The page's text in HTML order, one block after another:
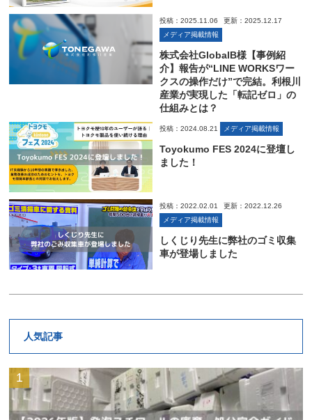
投稿：2025.11.06
更新：2025.12.17
メディア掲載情報
株式会社GlobalB様【事例紹
介】報告が“LINE WORKSワー
クスの操作だけ”で完結。利根川
産業が実現した「転記ゼロ」の
仕組みとは？
投稿：2024.08.21 メディア掲載情報
Toyokumo FES 2024に登壇し
ました！
投稿：2022.02.01
更新：2022.12.26
メディア掲載情報
しくじり先生に弊社のゴミ収集
車が登場しました
人気記事